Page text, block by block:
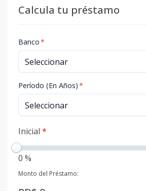
Calcula tu préstamo
Banco*
Período (En Años)*
Inicial *
0 %
Monto del Préstamo: